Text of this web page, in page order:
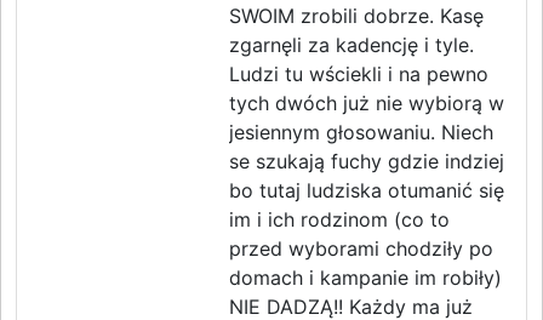
SWOIM zrobili dobrze. Kasę
zgarnęli za kadencję i tyle.
Ludzi tu wściekli i na pewno
tych dwóch już nie wybiorą w
jesiennym głosowaniu. Niech
se szukają fuchy gdzie indziej
bo tutaj ludziska otumanić się
im i ich rodzinom (co to
przed wyborami chodziły po
domach i kampanie im robiły)
NIE DADZĄ!! Każdy ma już